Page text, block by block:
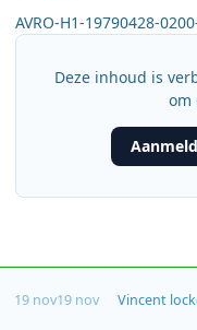
AVRO-H1-19790428-
Deze inhoud is
om
19 nov19 nov Vincent